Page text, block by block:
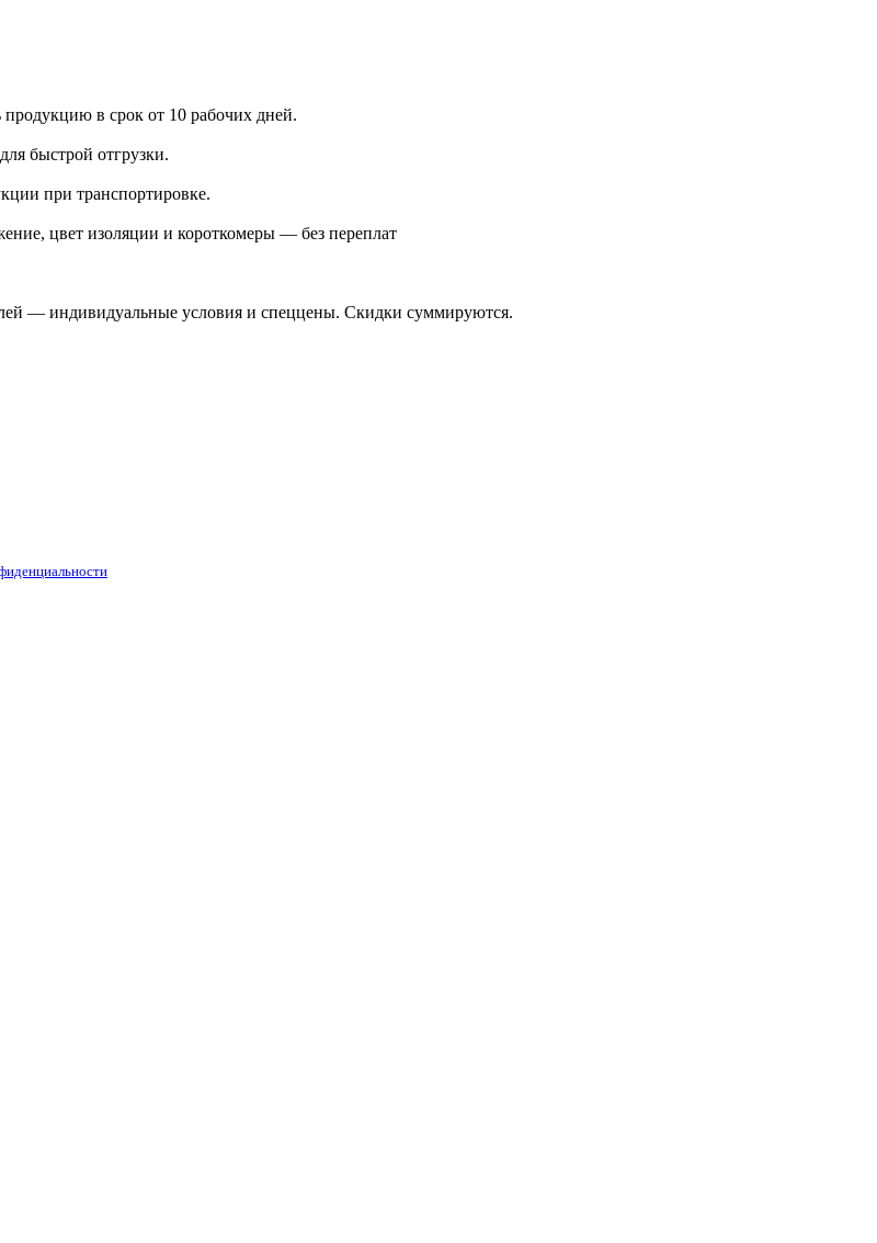
в срок от 10 рабочих дней.
быстрой отгрузки.
при транспортировке.
цвет изоляции и короткомеры — без переплат
— индивидуальные условия и спеццены. Скидки суммируются.